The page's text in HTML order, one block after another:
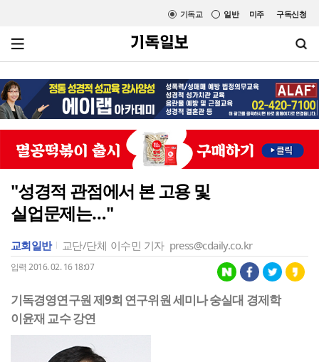
미주 구독신청
일반
기독교
"성경적 관점에서 본 고용 및
실업문제는…"
교회일반 교단/단체 이수민 기자 press@cdaily.co.kr
입력 2016. 02. 16 18:07
기독경영연구원 제9회 연구위원 세미나 숭실대 경제학
이윤재 교수 강연